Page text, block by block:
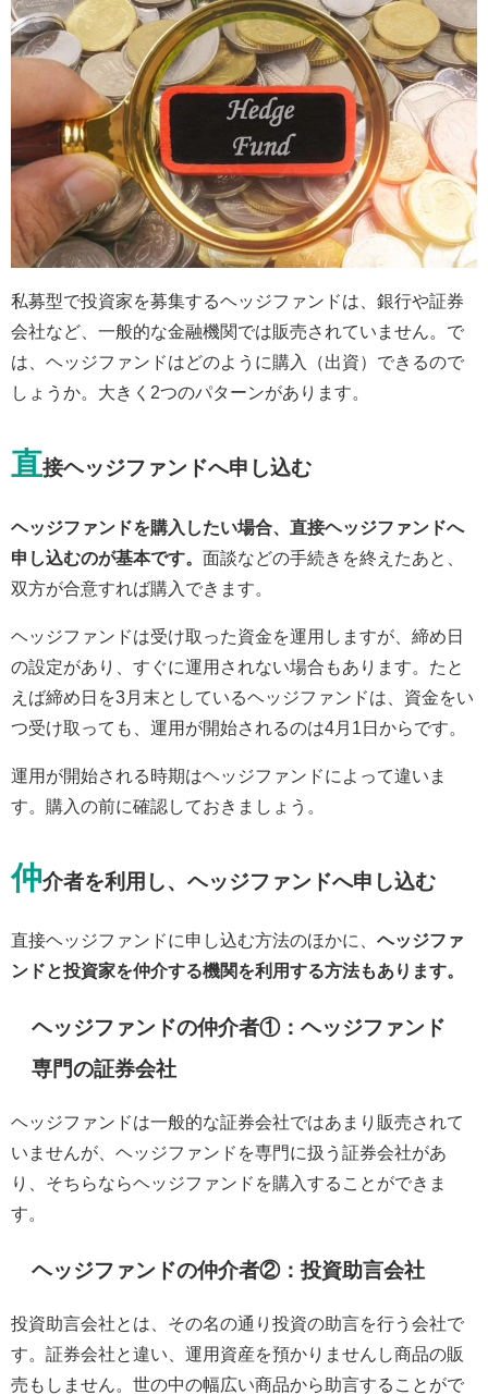
私募型で投資家を募集するヘッジファンドは、銀行や証券
会社など、一般的な金融機関では販売されていません。で
は、ヘッジファンドはどのように購入（出資）できるので
しょうか。大きく2つのパターンがあります。
直接ヘッジファンドへ申し込む
ヘッジファンドを購入したい場合、直接ヘッジファンドへ
申し込むのが基本です。 面談などの手続きを終えたあと、
双方が合意すれば購入できます。
ヘッジファンドは受け取った資金を運用しますが、締め日
の設定があり、すぐに運用されない場合もあります。たと
えば締め日を3月末としているヘッジファンドは、資金をい
つ受け取っても、運用が開始されるのは4月1日からです。
運用が開始される時期はヘッジファンドによって違いま
す。購入の前に確認しておきましょう。
仲介者を利用し、ヘッジファンドへ申し込む
直接ヘッジファンドに申し込む方法のほかに、 ヘッジファ
ンドと投資家を仲介する機関を利用する方法もあります。
ヘッジファンドの仲介者①：ヘッジファンド
専門の証券会社
ヘッジファンドは一般的な証券会社ではあまり販売されて
いませんが、ヘッジファンドを専門に扱う証券会社があ
り、そちらならヘッジファンドを購入することができま
す。
ヘッジファンドの仲介者②：投資助言会社
投資助言会社とは、その名の通り投資の助言を行う会社で
す。証券会社と違い、運用資産を預かりませんし商品の販
売もしません。世の中の幅広い商品から助言することがで